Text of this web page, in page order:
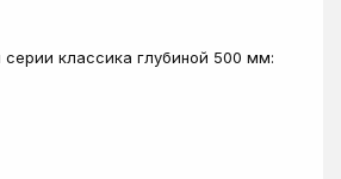
классика глубиной 500 мм: